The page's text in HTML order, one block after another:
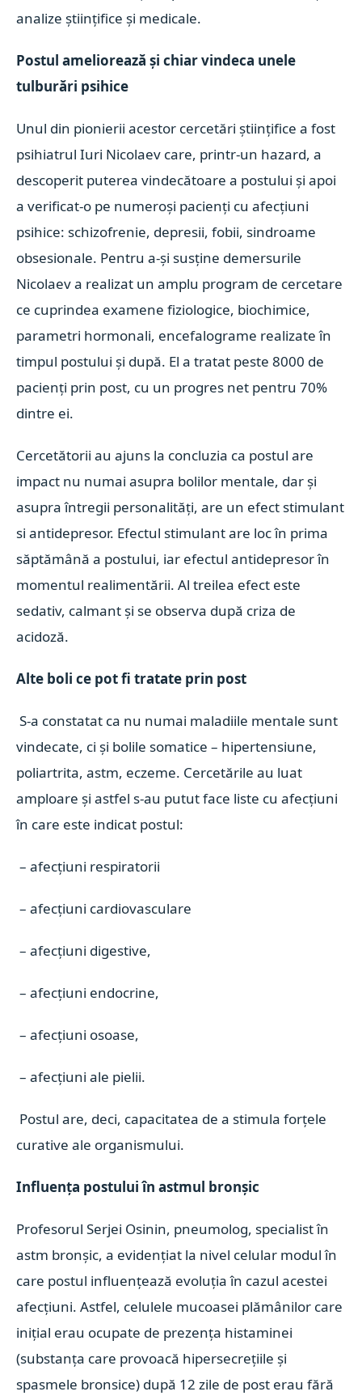
analize științifice și medicale.
Postul ameliorează și chiar vindeca unele
tulburări psihice
Unul din pionierii acestor cercetări științifice a fost
psihiatrul Iuri Nicolaev care, printr-un hazard, a
descoperit puterea vindecătoare a postului și apoi
a verificat-o pe numeroși pacienți cu afecțiuni
psihice: schizofrenie, depresii, fobii, sindroame
obsesionale. Pentru a-și susține demersurile
Nicolaev a realizat un amplu program de cercetare
ce cuprindea examene fiziologice, biochimice,
parametri hormonali, encefalograme realizate în
timpul postului și după. El a tratat peste 8000 de
pacienți prin post, cu un progres net pentru 70%
dintre ei.
Cercetătorii au ajuns la concluzia ca postul are
impact nu numai asupra bolilor mentale, dar și
asupra întregii personalități, are un efect stimulant
si antidepresor. Efectul stimulant are loc în prima
săptămână a postului, iar efectul antidepresor în
momentul realimentării. Al treilea efect este
sedativ, calmant și se observa după criza de
acidoză.
Alte boli ce pot fi tratate prin post
S-a constatat ca nu numai maladiile mentale sunt
vindecate, ci și bolile somatice – hipertensiune,
poliartrita, astm, eczeme. Cercetările au luat
amploare și astfel s-au putut face liste cu afecțiuni
în care este indicat postul:
– afecțiuni respiratorii
– afecțiuni cardiovasculare
– afecțiuni digestive,
– afecțiuni endocrine,
– afecțiuni osoase,
– afecțiuni ale pielii.
Postul are, deci, capacitatea de a stimula forțele
curative ale organismului.
Influența postului în astmul bronșic
Profesorul Serjei Osinin, pneumolog, specialist în
astm bronșic, a evidențiat la nivel celular modul în
care postul influențează evoluția în cazul acestei
afecțiuni. Astfel, celulele mucoasei plămânilor care
inițial erau ocupate de prezența histaminei
(substanța care provoacă hipersecrețiile și
spasmele bronsice) după 12 zile de post erau fără